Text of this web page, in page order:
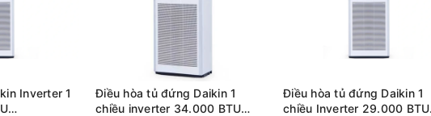
tinh tế với màn hình LCD hiển thị đầy
dễ dàng.
nhà hàng hay showroom thời trang có
Inverter 1
Điều hòa tủ đứng Daikin 1
chiều inverter 34.000 BTU
Điều hòa tủ đứng Daikin 1
chiều Inverter 29.000 BTU